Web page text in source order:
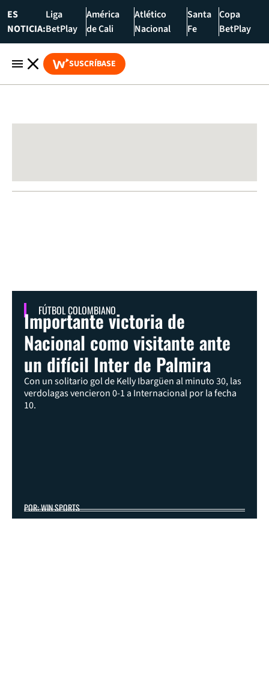
ES
NOTICIA:
Liga
BetPlay
América
de Cali
Atlético
Nacional
Santa
Fe
Copa
BetPlay
SUSCRÍBASE
FÚTBOL COLOMBIANO
Importante victoria de
Nacional como visitante ante
un difícil Inter de Palmira
Con un solitario gol de Kelly Ibargüen al minuto 30, las
verdolagas vencieron 0-1 a Internacional por la fecha
10.
POR: WIN SPORTS